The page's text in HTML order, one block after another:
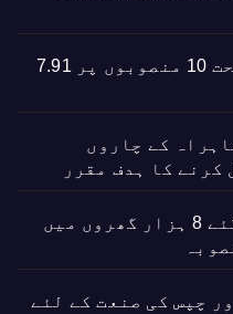
کوہلو ترقیاتی پیکیج کے تحت 10 منصوبوں پر 7.91
کے چاروں
آواران میں تعمیر نو کئے گئے 8 ہزار گھروں میں
چپس کی صنعت کے لئے